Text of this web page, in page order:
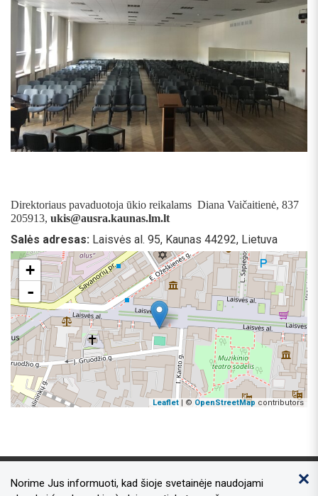
Direktoriaus pavaduotoja ūkio reikalams Diana Vaičaitienė, 837
205913, ukis@ausra.kaunas.lm.lt
Salės adresas: Laisvės al. 95, Kaunas 44292, Lietuva
+
-
Leaflet | © OpenStreetMap contributors
Norime Jus informuoti, kad šioje svetainėje naudojami